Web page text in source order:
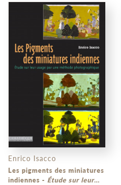
Enrico Isacco
Les pigments des miniatures
indiennes - Étude sur leur